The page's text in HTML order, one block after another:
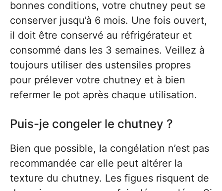
bonnes conditions, votre chutney peut se
conserver jusqu’à 6 mois. Une fois ouvert,
il doit être conservé au réfrigérateur et
consommé dans les 3 semaines. Veillez à
toujours utiliser des ustensiles propres
pour prélever votre chutney et à bien
refermer le pot après chaque utilisation.
Puis-je congeler le chutney ?
Bien que possible, la congélation n’est pas
recommandée car elle peut altérer la
texture du chutney. Les figues risquent de